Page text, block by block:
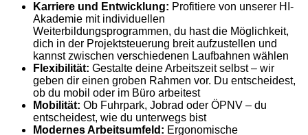
Karriere und Entwicklung: Profitiere von unserer HI-
Akademie mit individuellen
Weiterbildungsprogrammen, du hast die Möglichkeit,
dich in der Projektsteuerung breit aufzustellen und
kannst zwischen verschiedenen Laufbahnen wählen
Flexibilität: Gestalte deine Arbeitszeit selbst – wir
geben dir einen groben Rahmen vor. Du entscheidest,
ob du mobil oder im Büro arbeitest
Mobilität: Ob Fuhrpark, Jobrad oder ÖPNV – du
entscheidest, wie du unterwegs bist
Modernes Arbeitsumfeld: Ergonomische